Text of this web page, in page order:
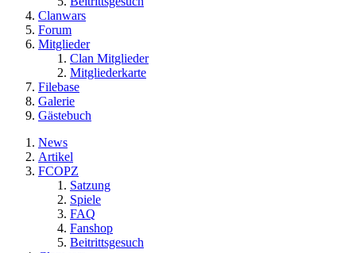
Clanwars
Forum
Mitglieder
Clan Mitglieder
Mitgliederkarte
Filebase
Galerie
Gästebuch
News
Artikel
FCOPZ
Satzung
Spiele
FAQ
Fanshop
Beitrittsgesuch